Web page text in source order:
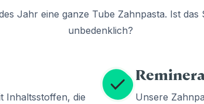
Jahr eine ganze Tube Zahnpasta. Ist
unbedenklich?
Inhaltsstoffen, die
Unsere